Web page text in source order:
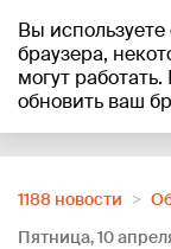
Вы
браузера,
могут
обновить ваш
+21
1188 новости
Пятница, 10